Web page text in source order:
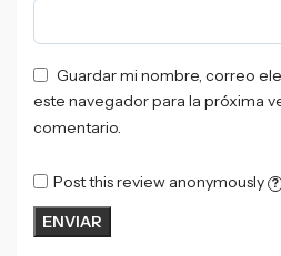
Guardar mi nombre, correo
este navegador para la próxima
comentario.
Post this review anonymously ?